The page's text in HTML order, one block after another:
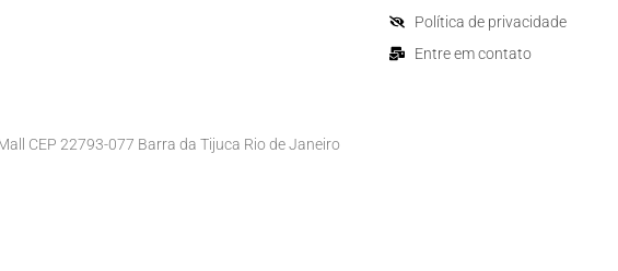
CEP 22793-077 Barra da Tijuca Rio de Janeiro
Política de privacidade
Entre em contato